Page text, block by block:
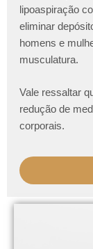
lipoaspiração
eliminar
homens e
musculatura.
Vale ressaltar
redução de
corporais.